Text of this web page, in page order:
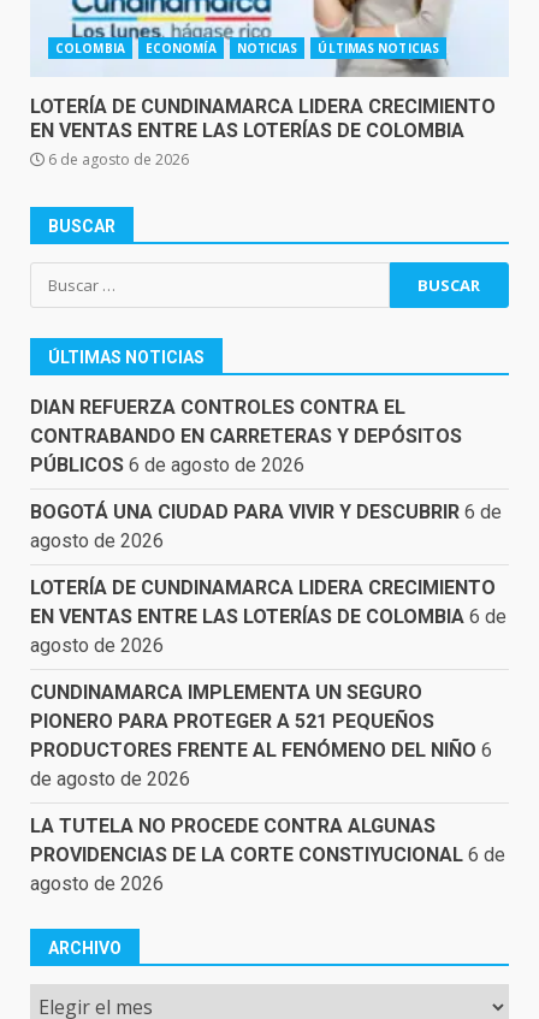
COLOMBIA ECONOMÍA NOTICIAS ÚLTIMAS NOTICIAS
LOTERÍA DE CUNDINAMARCA LIDERA CRECIMIENTO
EN VENTAS ENTRE LAS LOTERÍAS DE COLOMBIA
6 de agosto de 2026
BUSCAR
Buscar:
ÚLTIMAS NOTICIAS
DIAN REFUERZA CONTROLES CONTRA EL
CONTRABANDO EN CARRETERAS Y DEPÓSITOS
PÚBLICOS 6 de agosto de 2026
BOGOTÁ UNA CIUDAD PARA VIVIR Y DESCUBRIR 6 de
agosto de 2026
LOTERÍA DE CUNDINAMARCA LIDERA CRECIMIENTO
EN VENTAS ENTRE LAS LOTERÍAS DE COLOMBIA 6 de
agosto de 2026
CUNDINAMARCA IMPLEMENTA UN SEGURO
PIONERO PARA PROTEGER A 521 PEQUEÑOS
PRODUCTORES FRENTE AL FENÓMENO DEL NIÑO 6
de agosto de 2026
LA TUTELA NO PROCEDE CONTRA ALGUNAS
PROVIDENCIAS DE LA CORTE CONSTIYUCIONAL 6 de
agosto de 2026
ARCHIVO
Archivo